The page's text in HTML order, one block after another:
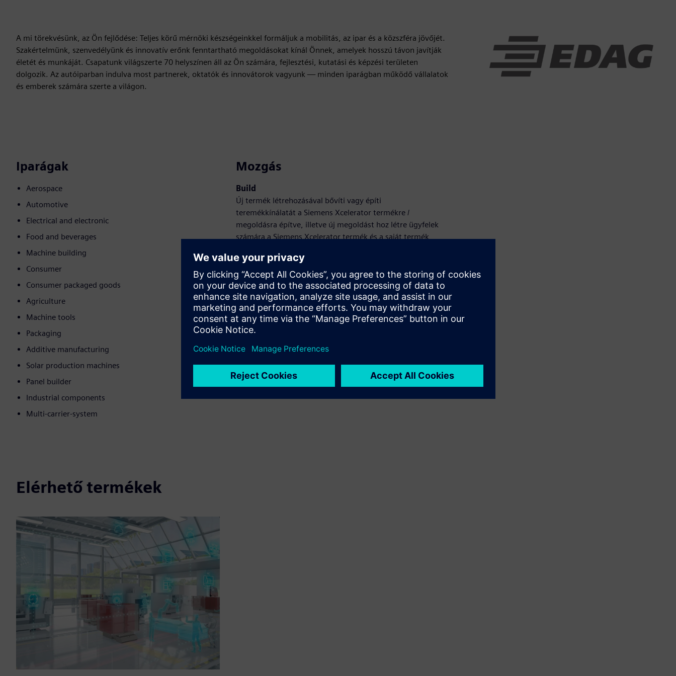
A mi törekvésünk, az Ön fejlődése: Teljes körű mérnöki készségeinkkel formáljuk a mobilitás, az ipar és a közszféra jövőjét.
Szakértelmünk, szenvedélyünk és innovatív erőnk fenntartható megoldásokat kínál Önnek, amelyek hosszú távon javítják
életét és munkáját. Csapatunk világszerte 70 helyszínen áll az Ön számára, fejlesztési, kutatási és képzési területen
dolgozik. Az autóiparban indulva most partnerek, oktatók és innovátorok vagyunk — minden iparágban működő vállalatok
és emberek számára szerte a világon.
Iparágak
Aerospace
Automotive
Electrical and electronic
Food and beverages
Machine building
Consumer
Consumer packaged goods
Agriculture
Machine tools
Packaging
Additive manufacturing
Solar production machines
Panel builder
Industrial components
Multi-carrier-system
Mozgás
Build
Új termék létrehozásával bővíti vagy építi
teremékkínálatát a Siemens Xcelerator termékre /
megoldásra építve, illetve új megoldást hoz létre ügyfelek
számára a Siemens Xcelerator termék és a saját termék
Service
Olyan szolgáltatást nyújt a Siemens Xcelerator termékhez
/ megoldáshoz, amely segít az ügyfélnek annak
megvalósításában, integrálásában, üzemeltetésében,
illetve karbantartásában
Elérhető termékek